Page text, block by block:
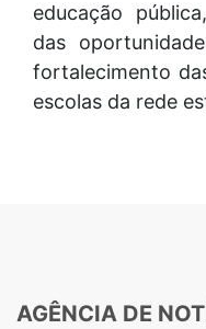
educação
das
fortalecimento
escolas da rede
AGÊNCIA DE